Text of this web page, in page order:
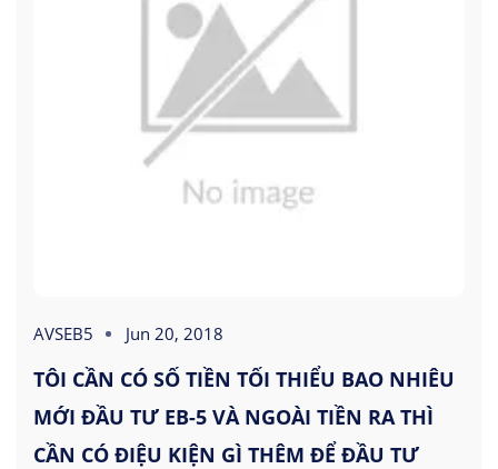
AVSEB5 Jun 20, 2018
TÔI CẦN CÓ SỐ TIỀN TỐI THIỂU BAO NHIÊU
MỚI ĐẦU TƯ EB-5 VÀ NGOÀI TIỀN RA THÌ
CẦN CÓ ĐIỆU KIỆN GÌ THÊM ĐỂ ĐẦU TƯ